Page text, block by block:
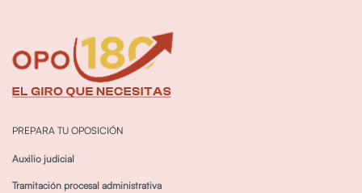
PREPARA TU OPOSICIÓN
Auxilio judicial
Tramitación procesal administrativa